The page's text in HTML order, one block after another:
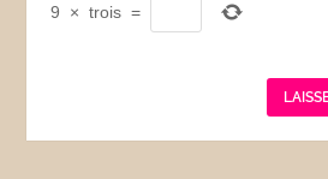
9 × trois =